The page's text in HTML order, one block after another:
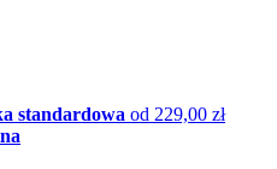
standardowa od 229,00 zł